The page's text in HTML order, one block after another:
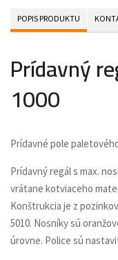
POPIS PRODUKTU
Prídavný
1000
Prídavné pole
Prídavný regál s max.
vrátane kotviaceho
Konštrukcia je z
5010. Nosníky sú
úrovne. Police sú